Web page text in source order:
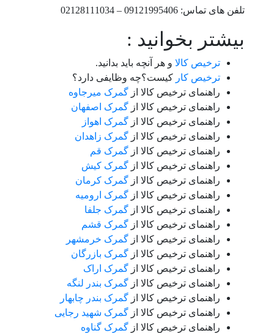
تلفن های تماس: 09121995406 – 02128111034
بیشتر بخوانید :
ترخیص کالا و هر آنچه باید بدانید.
ترخیص کار کیست؟چه وظایفی دارد؟
راهنمای ترخیص کالا از گمرک میرجاوه
راهنمای ترخیص کالا از گمرک اصفهان
راهنمای ترخیص کالا از گمرک اهواز
راهنمای ترخیص کالا از گمرک زاهدان
راهنمای ترخیص کالا از گمرک قم
راهنمای ترخیص کالا از گمرک کیش
راهنمای ترخیص کالا از گمرک کرمان
راهنمای ترخیص کالا از گمرک ارومیه
راهنمای ترخیص کالا از گمرک جلفا
راهنمای ترخیص کالا از گمرک قشم
راهنمای ترخیص کالا از گمرک خرمشهر
راهنمای ترخیص کالا از گمرک بازرگان
راهنمای ترخیص کالا از گمرک اراک
راهنمای ترخیص کالا از گمرک بندر لنگه
راهنمای ترخیص کالا از گمرک بندر چابهار
راهنمای ترخیص کالا از گمرک شهید رجایی
راهنمای ترخیص کالا از گمرک گناوه